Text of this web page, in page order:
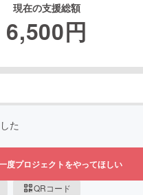
現在の支援総額
6,500円
た
度プロジェクトをやってほしい
QRコード